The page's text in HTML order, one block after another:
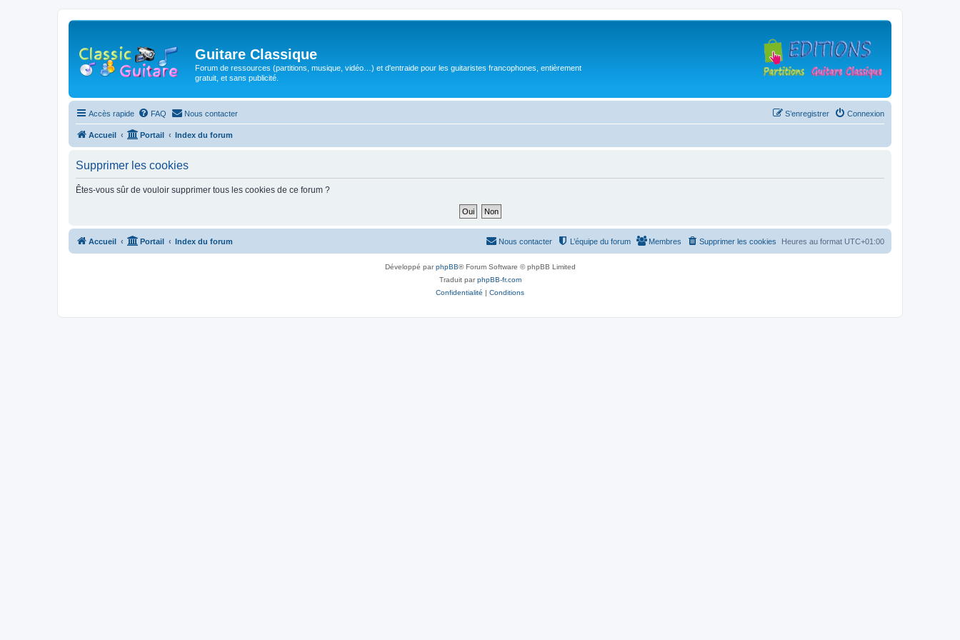
Guitare Classique
Forum de ressources (partitions, musique, vidéo…) et d'entraide pour les guitaristes francophones, entièrement
gratuit, et sans publicité.
Accès rapide FAQ Nous contacter Connexion
S’enregistrer
Accueil Portail Index du forum
Supprimer les cookies
Êtes-vous sûr de vouloir supprimer tous les cookies de ce forum ?
Accueil Portail Index du forum Heures au format UTC+01:00
Supprimer les cookies
Membres
L’équipe du forum
Nous contacter
Développé parphpBB® Forum Software © phpBB Limited
Traduit parphpBB-fr.com
Confidentialité | Conditions